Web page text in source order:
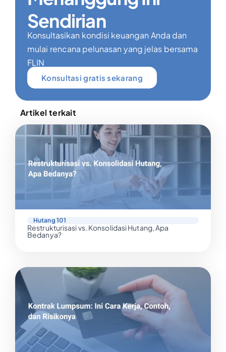
Sendirian
Konsultasikan kondisi keuangan Anda dan
mulai rencana pelunasan yang jelas bersama
FLIN
Konsultasi gratis sekarang
Artikel terkait
Hutang 101
Restrukturisasi vs. Konsolidasi Hutang, Apa
Bedanya?